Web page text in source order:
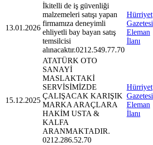
13.01.2026
İkitelli de iş güvenliği
malzemeleri satışı yapan
firmamıza deneyimli
ehliyetli bay bayan satış
temsilcisi
alınacaktır.0212.549.77.70
Hürriyet
Gazetesi
Eleman
İlanı
15.12.2025
ATATÜRK OTO
SANAYİ
MASLAKTAKİ
SERVİSİMİZDE
ÇALIŞACAK KARIŞIK
MARKA ARAÇLARA
HAKİM USTA &
KALFA
ARANMAKTADIR.
0212.286.52.70
Hürriyet
Gazetesi
Eleman
İlanı